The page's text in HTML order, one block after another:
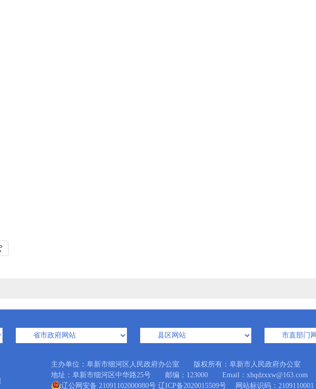
主办单位：阜新市细河区人民政府办公室 版权所有：阜新市人民政府办公室
地址：阜新市细河区中华路25号 邮编：123000 Email：xhqdzxxw@163.com
辽公网安备 21091102000080号 辽ICP备2020015509号 网站标识码：2109110001